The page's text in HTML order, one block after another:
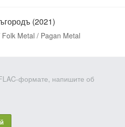
(2021)
Metal / Pagan Metal
формате, напишите об